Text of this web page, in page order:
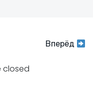
Навигация
Вперёд
closed